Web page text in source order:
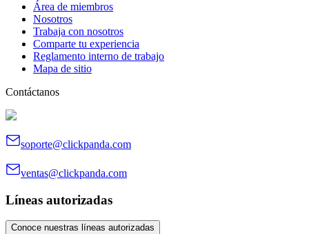
Área de miembros
Nosotros
Trabaja con nosotros
Comparte tu experiencia
Reglamento interno de trabajo
Mapa de sitio
Contáctanos
soporte@clickpanda.com
ventas@clickpanda.com
Líneas autorizadas
Conoce nuestras líneas autorizadas